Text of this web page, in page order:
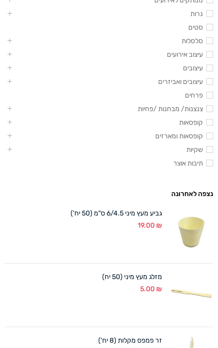
נרות
סטים
סלסלות
עיצוב אירועים
עיצובים
עיצובים ואביזרים
פרחים
צנצנות/ מבחנות /פחיות
קופסאות
קופסאות ומארזים
שקיות
תיבות אוצר
נצפה לאחרונה
גביע מעץ מיני 6/4.5 ס"מ (50 יח')
19.00 ₪
מזלג מעץ מיני (50 יח)
5.00 ₪
זר פמפס מקלות (8 יח')